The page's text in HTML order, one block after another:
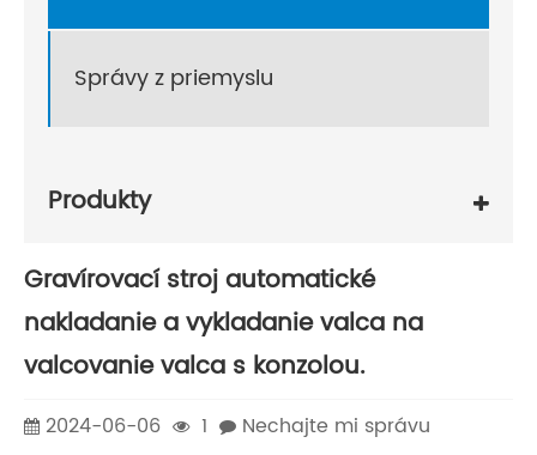
Správy z priemyslu
Produkty
Gravírovací stroj automatické
nakladanie a vykladanie valca na
valcovanie valca s konzolou.
2024-06-06 1 Nechajte mi správu